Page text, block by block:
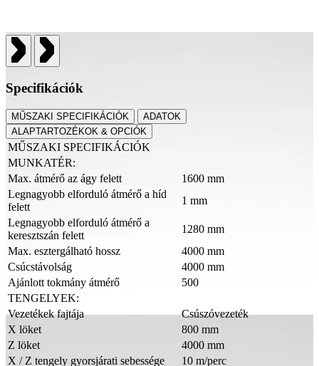
Specifikációk
MŰSZAKI SPECIFIKÁCIÓK
ADATOK
ALAPTARTOZÉKOK & OPCIÓK
MŰSZAKI SPECIFIKÁCIÓK
MUNKATÉR:
Max. átmérő az ágy felett
1600 mm
Legnagyobb elforduló átmérő a híd
felett
1 mm
Legnagyobb elforduló átmérő a
keresztszán felett
1280 mm
Max. esztergálható hossz
4000 mm
Csúcstávolság
4000 mm
Ajánlott tokmány átmérő
500
TENGELYEK:
Vezetékek fajtája
Csúszóvezeték
X löket
800 mm
Z löket
4000 mm
X / Z tengely gyorsjárati sebessége
10 m/perc